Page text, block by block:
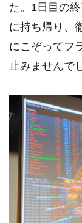
た。1日目の
に持ち帰り、
にこぞってフ
止みませんで